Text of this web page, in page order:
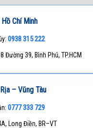
Chí Minh
0938 315 222
Đường 39, Bình Phú, TP.HCM
– Vũng Tàu
0777 333 729
Long Điền, BR–VT